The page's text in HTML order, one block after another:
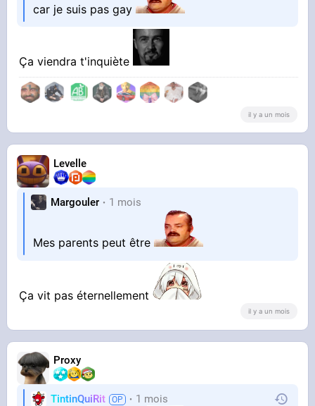
car je suis pas gay
Ça viendra t'inquiète
il y a un mois
Levelle
Margouler 1 mois
Mes parents peut être
Ça vit pas éternellement
il y a un mois
Proxy
TintinQuiRit 1 mois